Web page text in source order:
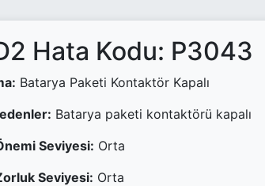
Hata Kodu: P3043
Batarya Paketi Kontaktör Kapalı
Batarya paketi kontaktörü kapalı
Seviyesi: Orta
Seviyesi: Orta